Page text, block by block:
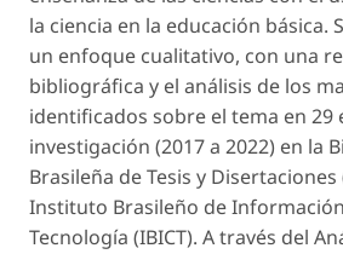
la ciencia en la educación básica.
un enfoque cualitativo, con una
bibliográfica y el análisis de los
identificados sobre el tema en 29
investigación (2017 a 2022) en la
Brasileña de Tesis y Disertaciones
Instituto Brasileño de
Tecnología (IBICT). A través del